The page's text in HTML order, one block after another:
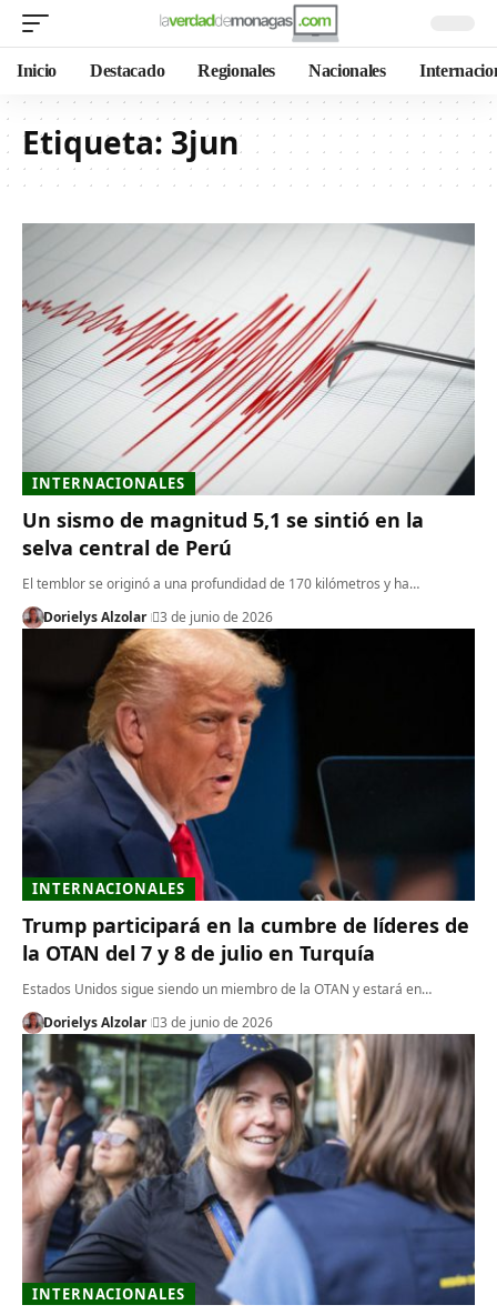
Inicio Destacado Regionales Nacionales
Etiqueta: 3jun
INTERNACIONALES
Un sismo de magnitud 5,1 se sintió en la
selva central de Perú
El temblor se originó a una profundidad de 170 kilómetros y ha…
Dorielys Alzolar
3 de junio de 2026
INTERNACIONALES
Trump participará en la cumbre de líderes de
la OTAN del 7 y 8 de julio en Turquía
Estados Unidos sigue siendo un miembro de la OTAN y estará en…
Dorielys Alzolar
3 de junio de 2026
INTERNACIONALES